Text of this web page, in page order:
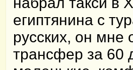
египтянина с
русских, он мне
трансфер за 60